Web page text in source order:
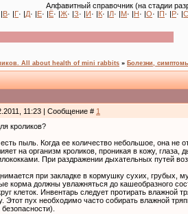
Алфавитный справочник (на стадии
|В· |Г· |Д· |Е· |Ё· |Ж· |З· |И· |К· |Л· |М· |Н· |О· |П· |Р· |С
All about health of mini rabbits » Болезни,
11:23 | Сообщение # 1
кроликов?
пыль. Когда ее количество небольшое, она не
на организм кроликов, проникая в кожу,
При раздражении дыхательных путей
при закладке в кормушку сухих, грубых,
корма должны увлажняться до кашеобразного
клеток. Инвентарь следует протирать влажной
Этот пух необходимо часто собирать влажной